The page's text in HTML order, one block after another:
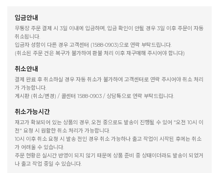
입금안내
무통장 주문 결제 시 3일 이내에 입금하며, 입금 확인이 안될 경우 3일 이후 주문이 자동
취소됩니다.
입금자 성함이 다른 경우 고객센터 (1588-0903)으로 연락 부탁드립니다.
(취소된 주문 건은 복구가 불가하여 환불 처리 이후 재구매해 주시어야 합니다)
취소안내
결제 완료 후 취소하실 경우 자동 취소가 불가하여 고객센터로 연락 주시어야 취소 처리
가 가능합니다.
게시판 (취소/변경) / 콜센터 1588-0903 / 상담톡으로 연락 부탁드립니다.
취소가능시간
재고가 확보되어 있는 상품의 경우, 오전 중으로도 발송이 진행될 수 있어 "오전 10시 이
전" 요청 시 원활한 취소 처리가 가능합니다.
10시 이후 취소 요청 시 발송 전인 경우 취소 가능하나 출고 작업이 시작된 후에는 취소
가 어려울 수 있습니다.
주문 현황은 실시간 반영이 되지 않기 때문에 상품 준비 중 상태이더라도 발송이 되었거
나 출고 작업 중일 수 있습니다.